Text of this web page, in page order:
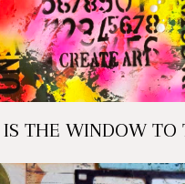
IS THE WINDOW TO